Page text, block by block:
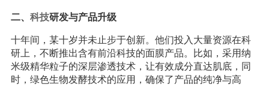
二、 科技研发与产品升级
十年间，某十岁并未止步于创新。他们投入大量资源在科
研上，不断推出含有前沿科技的面膜产品。比如，采用纳
米级精华粒子的深层渗透技术，让有效成分直达肌底，同
时，绿色生物发酵技术的应用，确保了产品的纯净与高